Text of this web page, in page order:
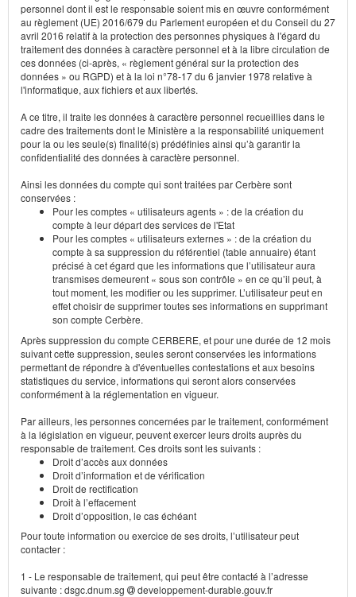
personnel dont il est le responsable soient mis en œuvre conformément
au règlement (UE) 2016/679 du Parlement européen et du Conseil du 27
avril 2016 relatif à la protection des personnes physiques à l'égard du
traitement des données à caractère personnel et à la libre circulation de
ces données (ci-après, « règlement général sur la protection des
données » ou RGPD) et à la loi n°78-17 du 6 janvier 1978 relative à
l'informatique, aux fichiers et aux libertés.
A ce titre, il traite les données à caractère personnel recueillies dans le
cadre des traitements dont le Ministère a la responsabilité uniquement
pour la ou les seule(s) finalité(s) prédéfinies ainsi qu’à garantir la
confidentialité des données à caractère personnel.
Ainsi les données du compte qui sont traitées par Cerbère sont
conservées :
Pour les comptes « utilisateurs agents » : de la création du
compte à leur départ des services de l'Etat
Pour les comptes « utilisateurs externes » : de la création du
compte à sa suppression du référentiel (table annuaire) étant
précisé à cet égard que les informations que l’utilisateur aura
transmises demeurent « sous son contrôle » en ce qu’il peut, à
tout moment, les modifier ou les supprimer. L’utilisateur peut en
effet choisir de supprimer toutes ses informations en supprimant
son compte Cerbère.
Après suppression du compte CERBERE, et pour une durée de 12 mois
suivant cette suppression, seules seront conservées les informations
permettant de répondre à d'éventuelles contestations et aux besoins
statistiques du service, informations qui seront alors conservées
conformément à la réglementation en vigueur.
Par ailleurs, les personnes concernées par le traitement, conformément
à la législation en vigueur, peuvent exercer leurs droits auprès du
responsable de traitement. Ces droits sont les suivants :
Droit d’accès aux données
Droit d’information et de vérification
Droit de rectification
Droit à l’effacement
Droit d’opposition, le cas échéant
Pour toute information ou exercice de ses droits, l’utilisateur peut
contacter :
1 - Le responsable de traitement, qui peut être contacté à l’adresse
suivante : dsgc.dnum.sg
developpement-durable.gouv.fr